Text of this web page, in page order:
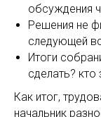
обсуждения
Решения не
следующей
Итоги
сделать? кто
Как итог,
начальник